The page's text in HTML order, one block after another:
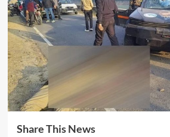
Share This News